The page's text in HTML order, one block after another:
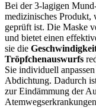
Bei der 3-lagigen
medizinisches
geprüft ist. Die Maske
und bietet einen
sie die
Tröpfchenauswurfs
Sie individuell
Abdichtung. Dadurch
zur Eindämmung der